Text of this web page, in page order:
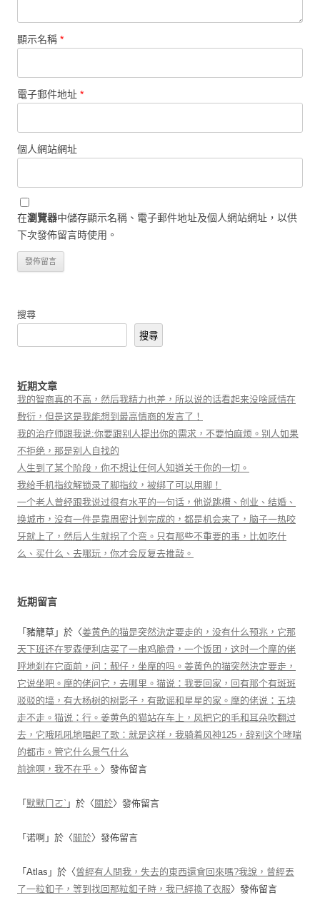
顯示名稱 *
電子郵件地址 *
個人網站網址
在瀏覽器中儲存顯示名稱、電子郵件地址及個人網站網址，以供
下次發佈留言時使用。
搜尋
搜尋
近期文章
我的智商真的不高，然后我精力也差，所以说的话看起来没啥感情在
敷衍，但是这是我能想到最高情商的发言了！
我的治疗师跟我说:你要跟别人提出你的需求，不要怕麻烦。别人如果
不拒绝，那是别人自找的
人生到了某个阶段，你不想让任何人知道关于你的一切。
我给手机指纹解锁录了脚指纹，被绑了可以用脚！
一个老人曾经跟我说过很有水平的一句话，他说跳槽、创业、结婚、
换城市，没有一件是靠周密计划完成的，都是机会来了，脑子一热咬
牙就上了，然后人生就拐了个弯。只有那些不重要的事，比如吃什
么、买什么、去哪玩，你才会反复去推敲。
近期留言
「 豬籠草 」於〈姜黄色的猫是突然決定要走的，没有什么预兆，它那
天下班还在罗森便利店买了一串鸡脆骨，一个饭团，这时一个摩的佬
呼地刹在它面前，问：靓仔，坐摩的吗。姜黄色的猫突然決定要走，
它说坐吧。摩的佬问它，去哪里。猫说：我要回家，回有那个有斑斑
驳驳的墙，有大杨树的树影子，有歌谣和星星的家。摩的佬说：五块
走不走。猫说：行。姜黄色的猫站在车上，风把它的毛和耳朵吹翻过
去，它哦吼吼地唱起了歌：就是这样，我骑着风神125，辞别这个哮喘
的都市。管它什么景气什么
前途啊，我不在乎。 〉發佈留言
「 默默ㄇㄛˋ 」於〈 關於〉發佈留言
「 诺啊 」於〈 關於〉發佈留言
「 Atlas 」於〈曾經有人問我，失去的東西還會回來嗎?我說，曾經丟
了一粒釦子，等到找回那粒釦子時，我已經換了衣服〉發佈留言